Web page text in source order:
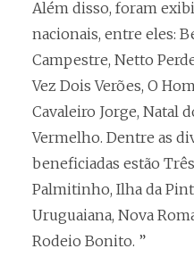
Além disso, foram
nacionais, entre eles:
Campestre, Netto
Vez Dois Verões, O
Cavaleiro Jorge, Natal
Vermelho. Dentre as
beneficiadas estão
Palmitinho, Ilha da
Uruguaiana, Nova
Rodeio Bonito. ”